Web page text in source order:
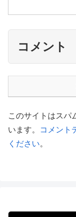
コメント
このサイトはスパ
います。
コメント
ください。